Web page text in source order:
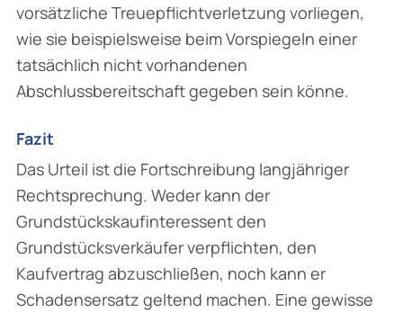
vorsätzliche Treuepflichtverletzung vorliegen,
wie sie beispielsweise beim Vorspiegeln einer
tatsächlich nicht vorhandenen
Abschlussbereitschaft gegeben sein könne.
Fazit
Das Urteil ist die Fortschreibung langjähriger
Rechtsprechung. Weder kann der
Grundstückskaufinteressent den
Grundstücksverkäufer verpflichten, den
Kaufvertrag abzuschließen, noch kann er
Schadensersatz geltend machen. Eine gewisse